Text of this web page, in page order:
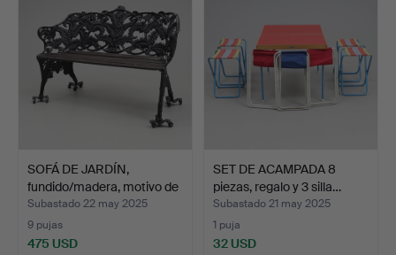
SOFÁ DE JARDÍN,
fundido/madera, motivo de
…
Subastado 22 may 2025
9 pujas
475 USD
SET DE ACAMPADA 8
piezas, regalo y 3 silla…
Subastado 21 may 2025
1 puja
32 USD